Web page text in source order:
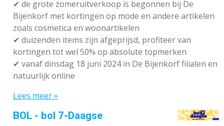
✔ de grote zomeruitverkoop is begonnen bij De
Bijenkorf met kortingen op mode en andere artikelen
zoals cosmetica en woonartikelen
✔ duizenden items zijn afgeprijsd, profiteer van
kortingen tot wel 50% op absolute topmerken
✔ vanaf dinsdag 18 juni 2024 in De Bijenkorf filialen en
natuurlijk online
Lees meer »
BOL - bol 7-Daagse